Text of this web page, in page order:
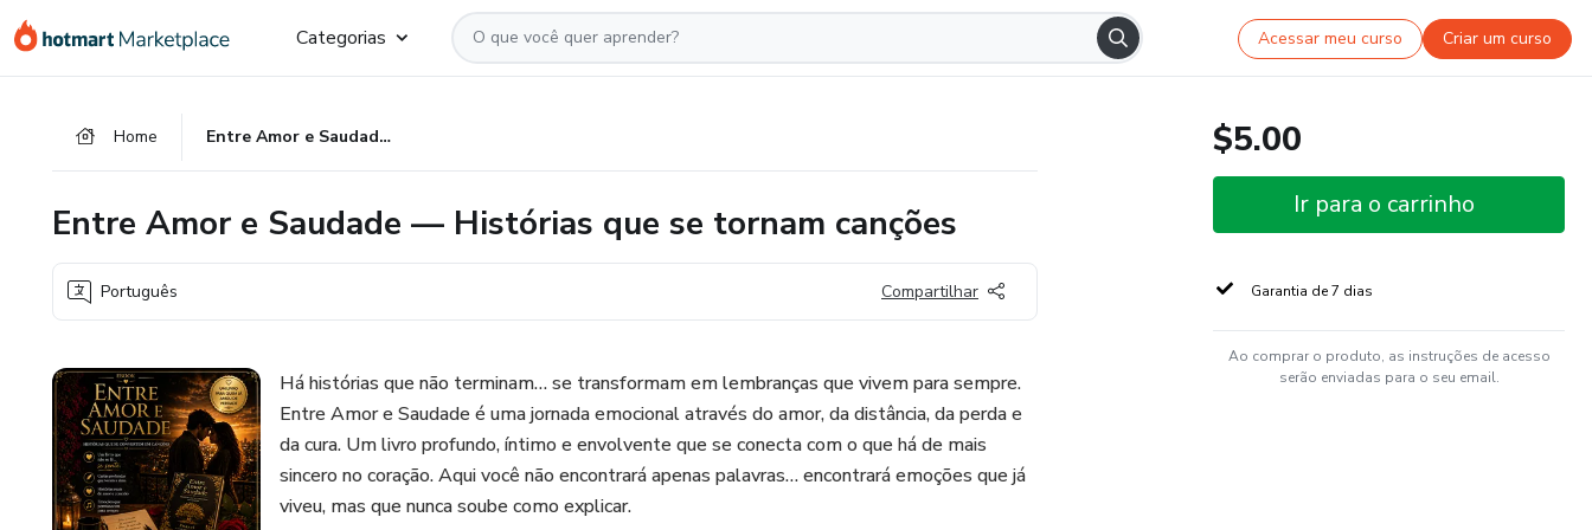
para
para
para
Categorias Acessar meu curso Criar um curso
Home Entre Amor e Saudade — Histórias que se tornam canções
Entre Amor e Saudade — Histórias que se tornam canções
Português Compartilhar
Há histórias que não terminam… se transformam em lembranças que vivem para sempre.
Entre Amor e Saudade é uma jornada emocional através do amor, da distância, da perda e
da cura. Um livro profundo, íntimo e envolvente que se conecta com o que há de mais
sincero no coração. Aqui você não encontrará apenas palavras… encontrará emoções que já
viveu, mas que nunca soube como explicar.
$5.00
Ir para o carrinho
Garantia de 7 dias
Ao comprar o produto, as instruções de acesso
serão enviadas para o seu email.